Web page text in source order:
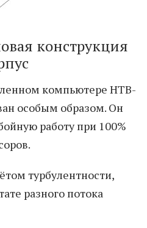
конструкция
компьютере HTB-
особым образом. Он
работу при 100%
турбулентности,
разного потока